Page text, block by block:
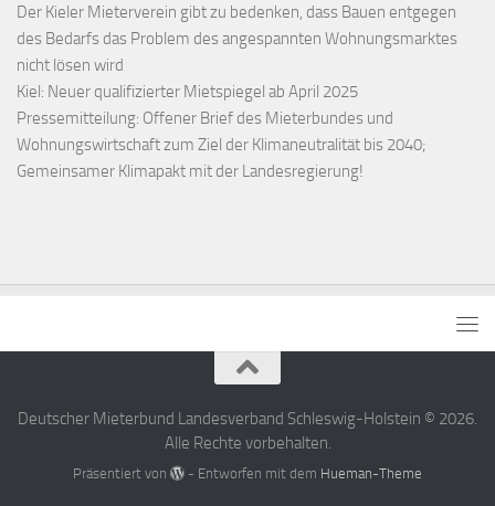
Der Kieler Mieterverein gibt zu bedenken, dass Bauen entgegen
des Bedarfs das Problem des angespannten Wohnungsmarktes
nicht lösen wird
Kiel: Neuer qualifizierter Mietspiegel ab April 2025
Pressemitteilung: Offener Brief des Mieterbundes und
Wohnungswirtschaft zum Ziel der Klimaneutralität bis 2040;
Gemeinsamer Klimapakt mit der Landesregierung!
Deutscher Mieterbund Landesverband Schleswig-Holstein © 2026.
Alle Rechte vorbehalten.
Präsentiert von - Entworfen mit dem Hueman-Theme